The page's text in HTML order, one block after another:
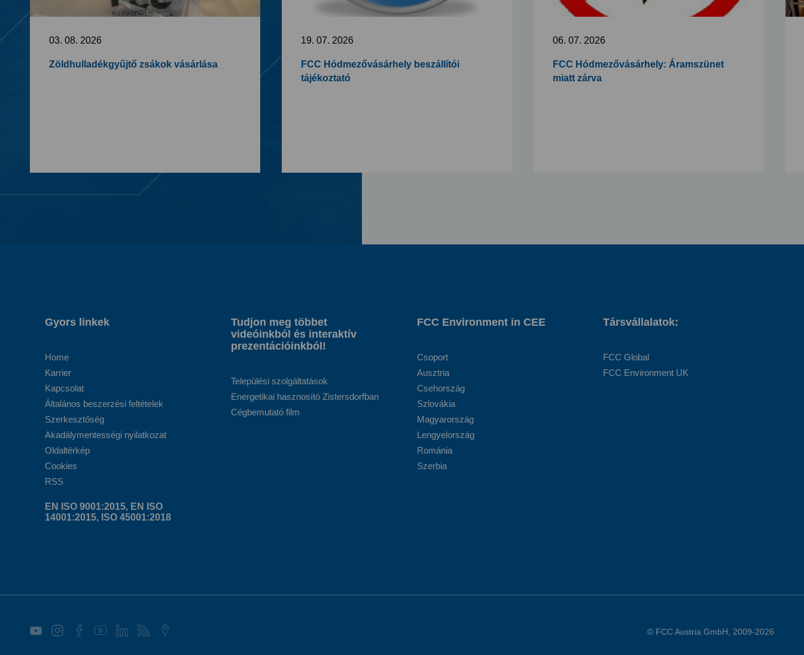
03. 08. 2026
Zöldhulladékgyűjtő zsákok vásárlása
19. 07. 2026
FCC Hódmezővásárhely beszállítói
tájékoztató
06. 07. 2026
FCC Hódmezővásárhely: Áramszünet
miatt zárva
Gyors linkek
Home
Karrier
Kapcsolat
Általános beszerzési feltételek
Szerkesztőség
Akadálymentességi nyilatkozat
Oldaltérkép
Cookies
RSS
EN ISO 9001:2015, EN ISO
14001:2015, ISO 45001:2018
Tudjon meg többet
videóinkból és interaktív
prezentációinkból!
Települési szolgáltatások
Energetikai hasznosító Zistersdorfban
Cégbemutató film
FCC Environment in CEE
Csoport
Ausztria
Csehország
Szlovákia
Magyarország
Lengyelország
Románia
Szerbia
Társvállalatok:
FCC Global
FCC Environment UK
© FCC Austria GmbH, 2009-2026